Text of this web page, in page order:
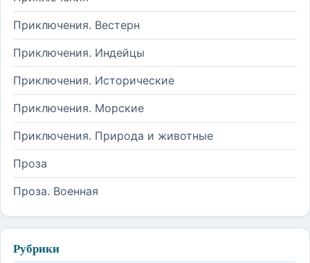
Приключения. Вестерн
Приключения. Индейцы
Приключения. Исторические
Приключения. Морские
Приключения. Природа и животные
Проза
Проза. Военная
Рубрики